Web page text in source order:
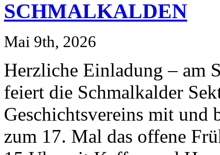
SCHMALKALDEN
Mai 9th, 2026
Herzliche Einladung – am
feiert die Schmalkalder
Geschichtsvereins mit und
zum 17. Mal das offene